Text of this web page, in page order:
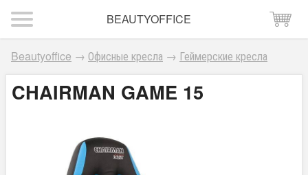
BEAUTYOFFICE
Beautyoffice → Офисные кресла → Геймерские кресла
CHAIRMAN GAME 15